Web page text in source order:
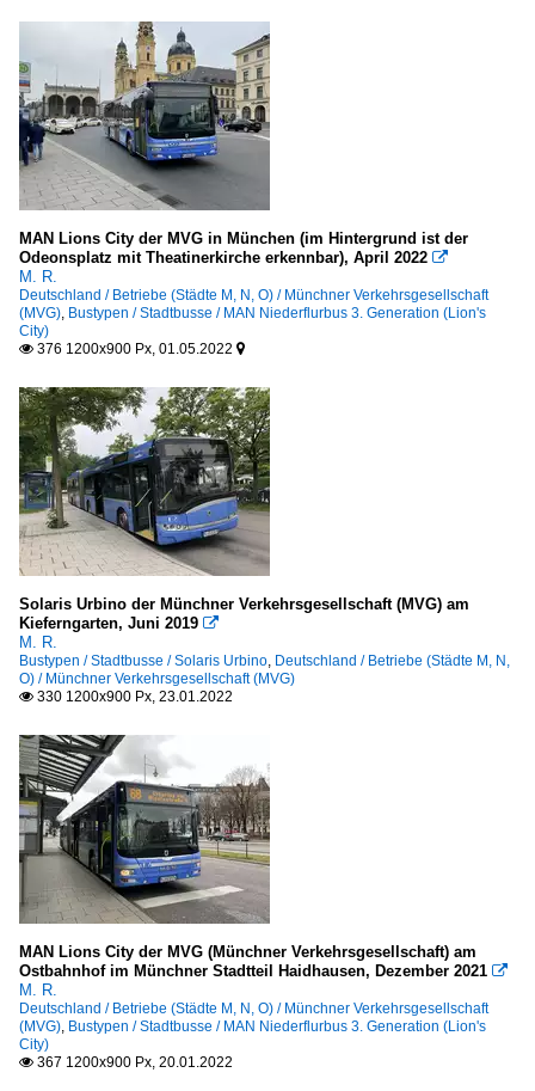
MAN Lions City der MVG in München (im Hintergrund ist der
Odeonsplatz mit Theatinerkirche erkennbar), April 2022 
M. R.
Deutschland / Betriebe (Städte M, N, O) / Münchner Verkehrsgesellschaft
(MVG), Bustypen / Stadtbusse / MAN Niederflurbus 3. Generation (Lion's
City)
 376 1200x900 Px, 01.05.2022 
Solaris Urbino der Münchner Verkehrsgesellschaft (MVG) am
Kieferngarten, Juni 2019 
M. R.
Bustypen / Stadtbusse / Solaris Urbino, Deutschland / Betriebe (Städte M, N,
O) / Münchner Verkehrsgesellschaft (MVG)
 330 1200x900 Px, 23.01.2022
MAN Lions City der MVG (Münchner Verkehrsgesellschaft) am
Ostbahnhof im Münchner Stadtteil Haidhausen, Dezember 2021 
M. R.
Deutschland / Betriebe (Städte M, N, O) / Münchner Verkehrsgesellschaft
(MVG), Bustypen / Stadtbusse / MAN Niederflurbus 3. Generation (Lion's
City)
 367 1200x900 Px, 20.01.2022